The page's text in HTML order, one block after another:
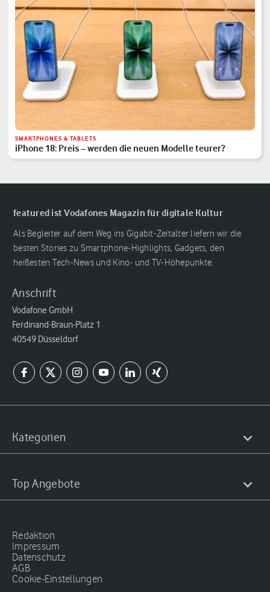
SMARTPHONES & TABLETS
iPhone 18: Preis – werden die neuen Modelle teurer?
featured ist Vodafones Magazin für digitale Kultur
Als Begleiter auf dem Weg ins Gigabit-Zeitalter liefern wir die
besten Stories zu Smartphone-Highlights, Gadgets, den
heißesten Tech-News und Kino- und TV-Höhepunkte.
Anschrift
Vodafone GmbH
Ferdinand-Braun-Platz 1
40549 Düsseldorf
Kategorien
Top Angebote
Redaktion
Impressum
Datenschutz
AGB
Cookie-Einstellungen